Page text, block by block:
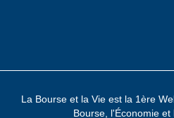
La Bourse et la Vie est la 1ère
Bourse, l'Économie et